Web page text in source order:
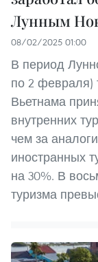
Лунным
08/02/2025 01:00
В период
по 2 февраля)
Вьетнама
внутренних
чем за
иностранных
на 30%. В
туризма